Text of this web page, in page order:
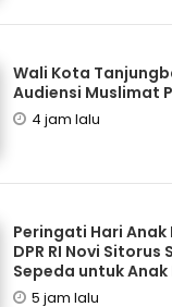
Wali Kota
Audiensi Muslimat
4 jam lalu
Peringati Hari
DPR RI Novi Sitorus
Sepeda untuk
5 jam lalu